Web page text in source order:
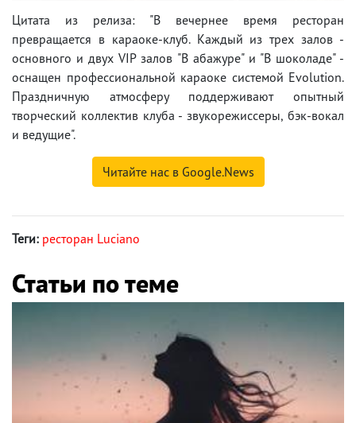
Цитата из релиза: "В вечернее время ресторан
превращается в караоке-клуб. Каждый из трех залов -
основного и двух VIP залов "В абажуре" и "В шоколаде" -
оснащен профессиональной караоке системой Evolution.
Праздничную атмосферу поддерживают опытный
творческий коллектив клуба - звукорежиссеры, бэк-вокал
и ведущие".
Читайте нас в Google.News
Теги: ресторан Luciano
Статьи по теме